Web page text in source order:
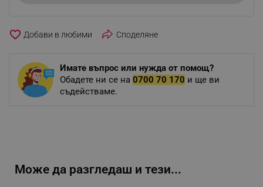
favorite_border Споделяне
Имате въпрос или нужда от помощ?
Обадете ни се на 0700 70 170 и ще ви
съдействаме.
Може да разгледаш и тези...